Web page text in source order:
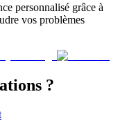
personnalisé grâce à
vos problèmes
?